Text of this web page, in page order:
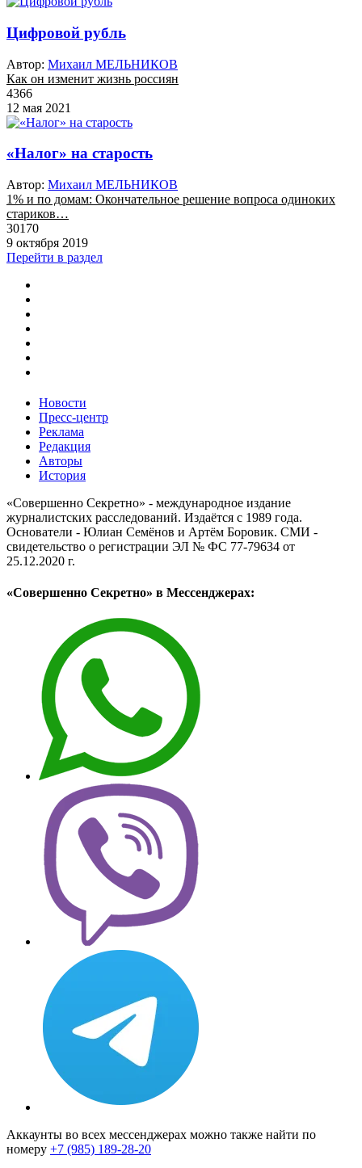
Цифровой рубль
Автор: Михаил МЕЛЬНИКОВ
Как он изменит жизнь россиян
4366
12 мая 2021
«Налог» на старость
Автор: Михаил МЕЛЬНИКОВ
1% и по домам: Окончательное решение вопроса одиноких
стариков…
30170
9 октября 2019
Перейти в раздел
Новости
Пресс-центр
Реклама
Редакция
Авторы
История
«Совершенно Секретно» - международное издание
журналистских расследований. Издаётся с 1989 года.
Основатели - Юлиан Семёнов и Артём Боровик. CМИ -
свидетельство о регистрации ЭЛ № ФС 77-79634 от
25.12.2020 г.
«Совершенно Секретно» в Мессенджерах:
Аккаунты во всех мессенджерах можно также найти по
номеру +7 (985) 189-28-20